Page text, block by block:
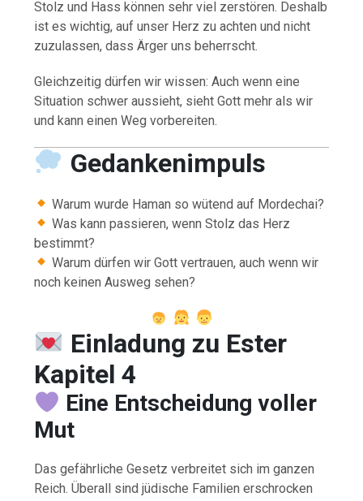
Stolz und Hass können sehr viel zerstören. Deshalb
ist es wichtig, auf unser Herz zu achten und nicht
zuzulassen, dass Ärger uns beherrscht.
Gleichzeitig dürfen wir wissen: Auch wenn eine
Situation schwer aussieht, sieht Gott mehr als wir
und kann einen Weg vorbereiten.
Gedankenimpuls
Warum wurde Haman so wütend auf Mordechai?
Was kann passieren, wenn Stolz das Herz
bestimmt?
Warum dürfen wir Gott vertrauen, auch wenn wir
noch keinen Ausweg sehen?
Einladung zu Ester
Kapitel 4
Eine Entscheidung voller
Mut
Das gefährliche Gesetz verbreitet sich im ganzen
Reich. Überall sind jüdische Familien erschrocken